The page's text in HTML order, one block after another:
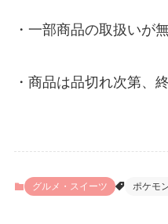
・一部商品の取扱いが
・商品は品切れ次第、
グルメ・スイーツ ポケモ